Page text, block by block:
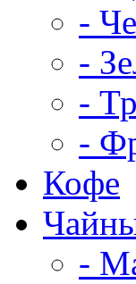
-
-
-
-
Кофе
-